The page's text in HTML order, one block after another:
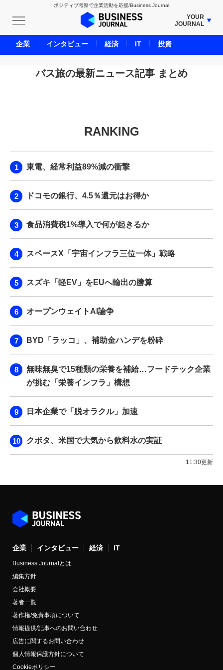
ポジティブ考察で企業活動を応援/Business Journal
YOUR
JOURNAL
BUSINESS JOURNAL
UNICORN JOURNAL
CARBON CREDITS JOURNAL
LIFE ENDING JOURNAL
BPaaS JOURNAL
バス旅の最新ニュース記事 まとめ
RANKING
東電、経常利益89%減の衝撃
ドコモの銀行、4.5％還元はお得か
食品消費税1%導入で何が起きるか
スペースX「宇宙インフラ三位一体」戦略
スズキ「軽EV」をEUへ輸出の勝算
オープンウェイトAI論争
BYD「ラッコ」、補助金ハンデを粉砕
無味無臭で15種類の栄養を補給…フードテック企業
が挑む「栄養インフラ」構想
日本企業で「脱オラクル」加速
クボタ、米国で大気から飲料水の実証
11:30更新
企業 インタビュー 経済 IT
Business Journalとは
編集方針
会社概要
著者一覧
著作権/免責事項について
情報提供/記事へのお問い合わせ
広告に関するお問い合わせ
個人情報保護方針について
Cookieポリシー
企業 インタビュー 経済 IT 投資